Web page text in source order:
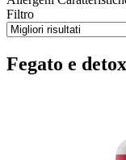
Filtro
Fegato e